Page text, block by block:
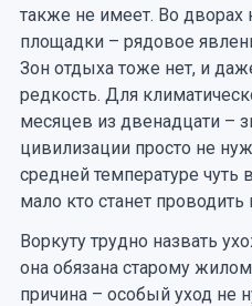
также не имеет. Во дворах
площадки – рядовое
Зон отдыха тоже нет, и
редкость. Для
месяцев из двенадцати –
цивилизации просто не
средней температуре
мало кто станет
Воркуту трудно назвать
она обязана старому
причина – особый уход не